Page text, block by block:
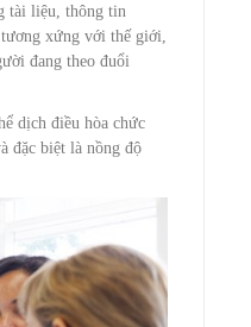
tài liệu, thông tin
xứng với thế giới,
đang theo đuổi
dịch điều hòa chức
đặc biệt là nồng độ